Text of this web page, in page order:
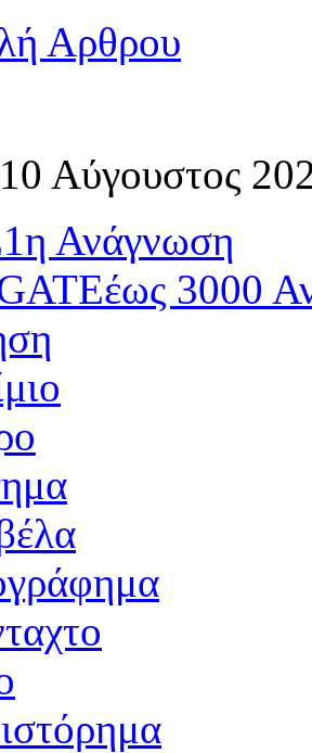
Αρθρου
Αύγουστος
1η Ανάγνωση
έως 3000